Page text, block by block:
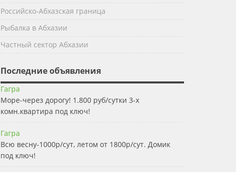
Российско-Абхазская граница
Рыбалка в Абхазии
Частный сектор Абхазии
Последние объявления
Гагра
Море-через дорогу! 1.800 руб/сутки 3-х
комн.квартира под ключ!
Гагра
Всю весну-1000р/сут, летом от 1800р/сут. Домик
под ключ!